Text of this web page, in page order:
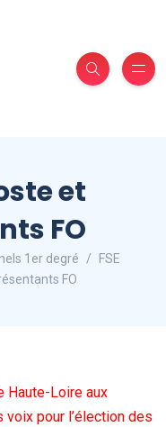
et
FO
1er degré
FSE
FO
Haute-Loire aux
pour l’élection des